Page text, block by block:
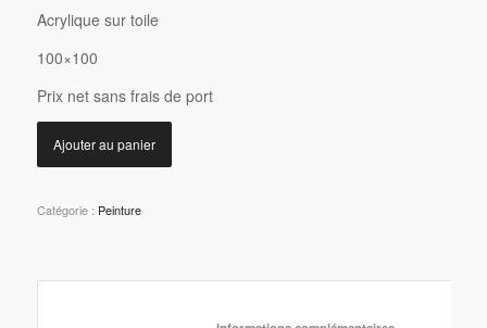
Acrylique sur toile
100×100
Prix net sans frais de port
Ajouter au panier
Catégorie : Peinture